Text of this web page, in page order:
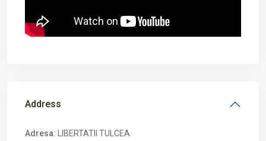
Address
Adresa: LIBERTATII TULCEA